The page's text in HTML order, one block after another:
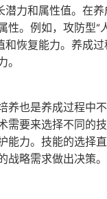
潜力和属性值。在
。例如，攻防型“
和恢复能力。养成
养也是养成过程中
需要来选择不同的
能力。技能的选择
略需求做出决策。